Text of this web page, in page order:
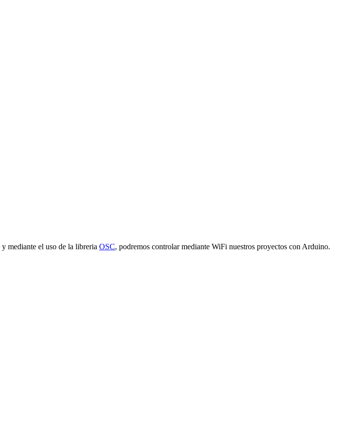
mediante el uso de la libreria OSC, podremos controlar mediante WiFi nuestros proyectos con Arduino.